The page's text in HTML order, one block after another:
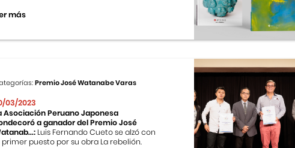
más
Premio José Watanabe Varas
03/2023
Asociación Peruano Japonesa
a ganador del Premio José
Luis Fernando Cueto se alzó con
primer puesto por su obra La rebelión.